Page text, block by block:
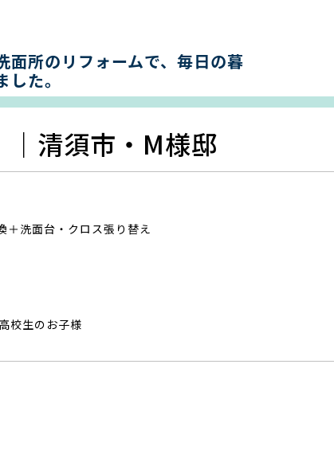
面所のリフォームで、毎日の暮
た。
｜清須市・M様邸
＋洗面台・クロス張り替え
校生のお子様